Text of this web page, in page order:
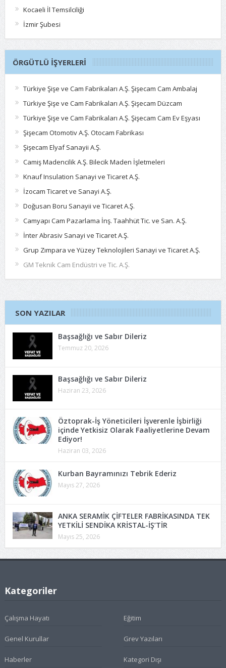
Kocaeli İl Temsilciliği
İzmir Şubesi
ÖRGÜTLÜ İŞYERLERI
Türkiye Şişe ve Cam Fabrikaları A.Ş. Şişecam Cam Ambalaj
Türkiye Şişe ve Cam Fabrikaları A.Ş. Şişecam Düzcam
Türkiye Şişe ve Cam Fabrikaları A.Ş. Şişecam Cam Ev Eşyası
Şişecam Otomotiv A.Ş. Otocam Fabrikası
Şişecam Elyaf Sanayii A.Ş.
Camiş Madencilik A.Ş. Bilecik Maden İşletmeleri
Knauf Insulation Sanayi ve Ticaret A.Ş.
İzocam Ticaret ve Sanayi A.Ş.
Doğusan Boru Sanayii ve Ticaret A.Ş.
Camyapı Cam Pazarlama İnş. Taahhüt Tic. ve San. A.Ş.
İnter Abrasiv Sanayi ve Ticaret A.Ş.
Grup Zımpara ve Yüzey Teknolojileri Sanayi ve Ticaret A.Ş.
GM Teknik Cam Endüstri ve Tic. A.Ş.
SON YAZILAR
Başsağlığı ve Sabır Dileriz
Temmuz 20, 2026
Başsağlığı ve Sabır Dileriz
Haziran 23, 2026
Öztoprak-İş Yöneticileri İşverenle İşbirliği
içinde Yetkisiz Olarak Faaliyetlerine Devam
Ediyor!
Haziran 03, 2026
Kurban Bayramınızı Tebrik Ederiz
Mayıs 27, 2026
ANKA SERAMİK ÇİFTELER FABRİKASINDA TEK
YETKİLİ SENDİKA KRİSTAL-İŞ’TİR
Mayıs 25, 2026
Kategoriler
Çalışma Hayatı Eğitim
Genel Kurullar Grev Yazıları
Haberler Kategori Dışı